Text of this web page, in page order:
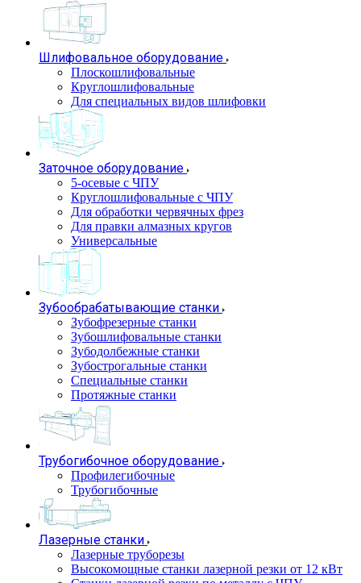
Шлифовальное оборудование
Плоскошлифовальные
Круглошлифовальные
Для специальных видов шлифовки
Заточное оборудование
5-осевые с ЧПУ
Круглошлифовальные с ЧПУ
Для обработки червячных фрез
Для правки алмазных кругов
Универсальные
Зубообрабатывающие станки
Зубофрезерные станки
Зубошлифовальные станки
Зубодолбежные станки
Зубострогальные станки
Специальные станки
Протяжные станки
Трубогибочное оборудование
Профилегибочные
Трубогибочные
Лазерные станки
Лазерные труборезы
Высокомощные станки лазерной резки от 12 кВт